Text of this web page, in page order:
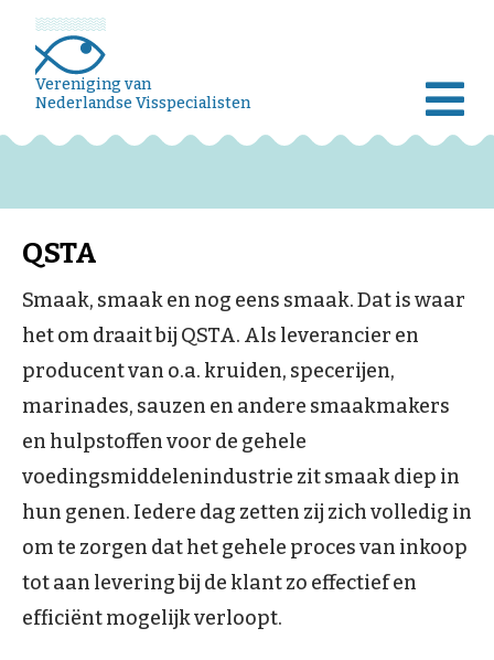
Vereniging van
Nederlandse Visspecialisten
QSTA
Smaak, smaak en nog eens smaak. Dat is waar
het om draait bij QSTA. Als leverancier en
producent van o.a. kruiden, specerijen,
marinades, sauzen en andere smaakmakers
en hulpstoffen voor de gehele
voedingsmiddelenindustrie zit smaak diep in
hun genen. Iedere dag zetten zij zich volledig in
om te zorgen dat het gehele proces van inkoop
tot aan levering bij de klant zo effectief en
efficiënt mogelijk verloopt.